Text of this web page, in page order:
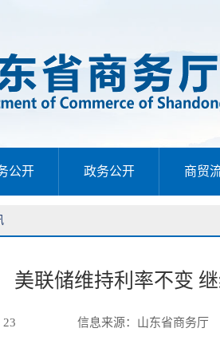
公开 政务公开 商贸
美联储维持利率不变
23 信息来源： 山东省商务厅